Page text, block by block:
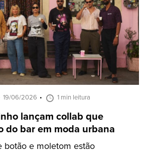
19/06/2026 1 min leitura
lançam collab que
do bar em moda urbana
botão e moletom estão